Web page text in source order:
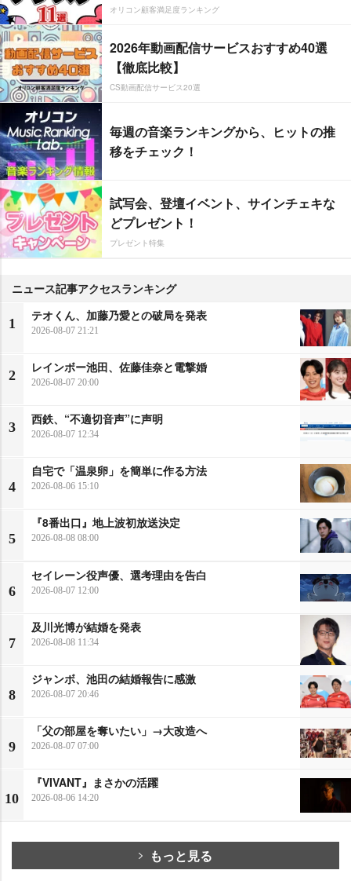
オリコン顧客満足度ランキング
2026年動画配信サービスおすすめ40選
【徹底比較】
CS動画配信サービス20選
毎週の音楽ランキングから、ヒットの推
移をチェック！
試写会、登壇イベント、サインチェキな
どプレゼント！
プレゼント特集
ニュース記事アクセスランキング
1
テオくん、加藤乃愛との破局を発表
2026-08-07 21:21
2
レインボー池田、佐藤佳奈と電撃婚
2026-08-07 20:00
3
西鉄、“不適切音声”に声明
2026-08-07 12:34
4
自宅で「温泉卵」を簡単に作る方法
2026-08-06 15:10
5
『8番出口』地上波初放送決定
2026-08-08 08:00
6
セイレーン役声優、選考理由を告白
2026-08-07 12:00
7
及川光博が結婚を発表
2026-08-08 11:34
8
ジャンボ、池田の結婚報告に感激
2026-08-07 20:46
9
「父の部屋を奪いたい」→大改造へ
2026-08-07 07:00
10
『VIVANT』まさかの活躍
2026-08-06 14:20
もっと見る